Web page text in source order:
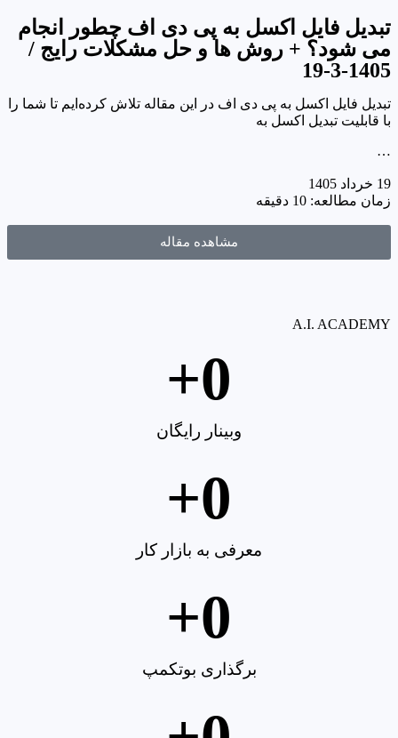
تبدیل فایل اکسل به پی دی اف چطور انجام
می شود؟ + روش ها و حل مشکلات رایج /
1405-3-19
تبدیل فایل اکسل به پی دی اف در این مقاله تلاش کرده‌ایم تا شما را
با قابلیت تبدیل اکسل به
…
19 خرداد 1405
زمان مطالعه: 10 دقیقه
مشاهده مقاله
A.I. ACADEMY
وبینار رایگان
0
+
معرفی به بازار کار
0
+
برگذاری بوتکمپ
0
+